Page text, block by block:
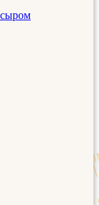
сыром